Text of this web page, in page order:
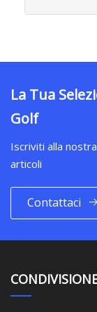
La Tua
Golf
Iscriviti alla
articoli
Contattaci